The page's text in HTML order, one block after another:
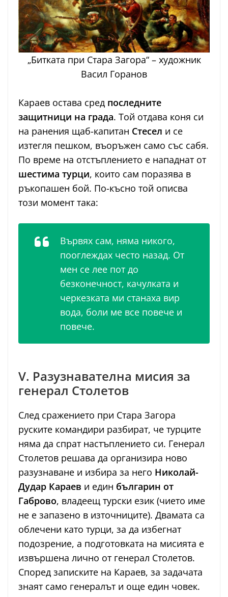
„Битката при Стара Загора“ – художник
Васил Горанов
Караев остава сред последните
защитници на града. Той отдава коня си
на ранения щаб-капитан Стесел и се
изтегля пешком, въоръжен само със сабя.
По време на отстъплението е нападнат от
шестима турци, които сам поразява в
ръкопашен бой. По-късно той описва
този момент така:
Вървях сам, няма никого,
пооглеждах често назад. От
мен се лее пот до
безконечност, качулката и
черкезката ми станаха вир
вода, боли ме все повече и
повече.
V. Разузнавателна мисия за
генерал Столетов
След сражението при Стара Загора
руските командири разбират, че турците
няма да спрат настъплението си. Генерал
Столетов решава да организира ново
разузнаване и избира за него Николай-
Дудар Караев и един българин от
Габрово, владеещ турски език (чието име
не е запазено в източниците). Двамата са
облечени като турци, за да избегнат
подозрение, а подготовката на мисията е
извършена лично от генерал Столетов.
Според записките на Караев, за задачата
знаят само генералът и още един човек.